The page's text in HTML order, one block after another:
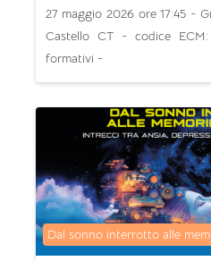
27 maggio 2026 ore 17:45 -
Castello CT - codice
formativi -
Categoria di corsi
Dal sonno interrotto alle